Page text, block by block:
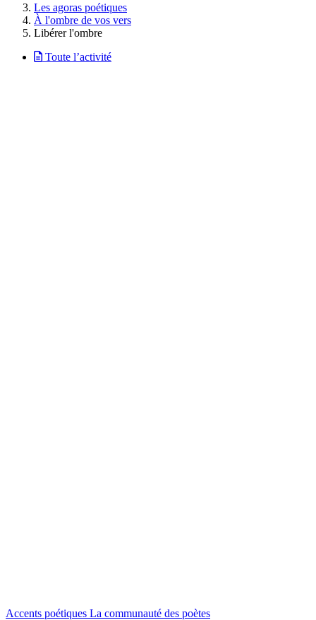
Les agoras poétiques
À l'ombre de vos vers
Libérer l'ombre
Toute l’activité
Accents poétiques La communauté des poètes